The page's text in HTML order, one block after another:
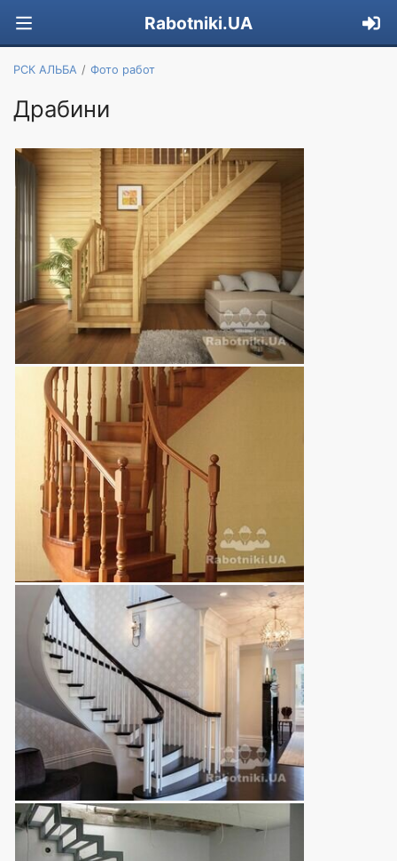
Rabotniki.UA
РСК АЛЬБА Фото работ
Драбини